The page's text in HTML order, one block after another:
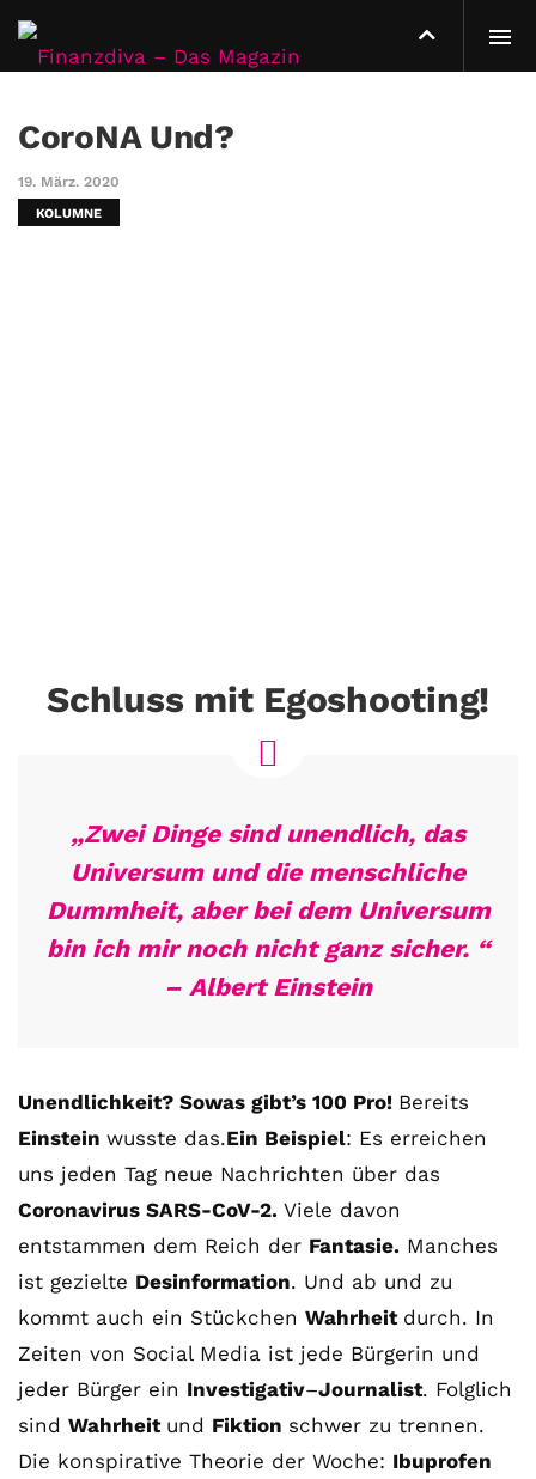
CoroNA Und?
19. März. 2020
KOLUMNE
Schluss mit Egoshooting!
„Zwei Dinge sind unendlich, das
Universum und die menschliche
Dummheit, aber bei dem Universum
bin ich mir noch nicht ganz sicher. “
– Albert Einstein
Unendlichkeit? Sowas gibt’s 100 Pro! Bereits
Einstein wusste das.Ein Beispiel: Es erreichen
uns jeden Tag neue Nachrichten über das
Coronavirus SARS-CoV-2. Viele davon
entstammen dem Reich der Fantasie. Manches
ist gezielte Desinformation. Und ab und zu
kommt auch ein Stückchen Wahrheit durch. In
Zeiten von Social Media ist jede Bürgerin und
jeder Bürger ein Investigativ–Journalist. Folglich
sind Wahrheit und Fiktion schwer zu trennen.
Die konspirative Theorie der Woche: Ibuprofen